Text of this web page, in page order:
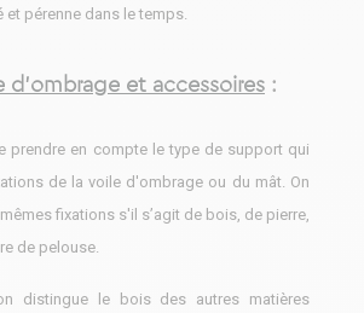
et pérenne dans le temps.
d'ombrage et accessoires :
prendre en compte le type de support qui
de la voile d'ombrage ou du mât. On
fixations s'il s’agit de bois, de pierre,
de pelouse.
distingue le bois des autres matières